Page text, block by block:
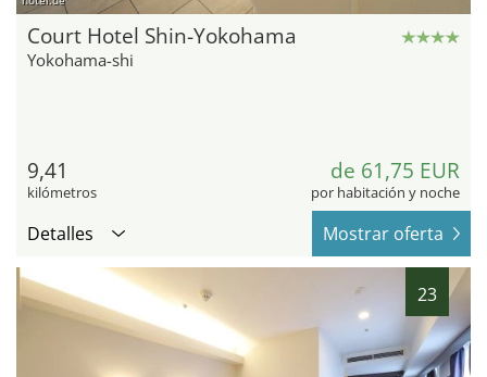
Court Hotel Shin-Yokohama
Yokohama-shi
9,41
kilómetros
de 61,75 EUR
por habitación y noche
Detalles Mostrar oferta
23